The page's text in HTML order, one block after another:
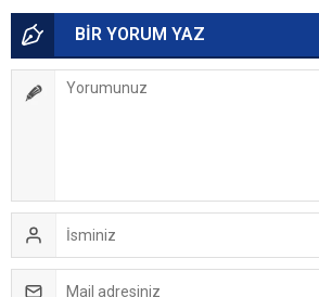
BİR YORUM YAZ